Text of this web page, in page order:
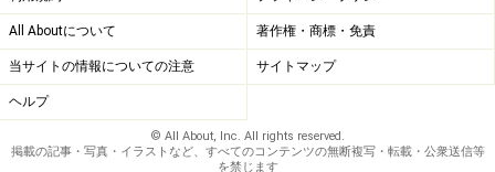
All Aboutについて 著作権・商標・免責
当サイトの情報についての注意 サイトマップ
ヘルプ
© All About, Inc. All rights reserved.
掲載の記事・写真・イラストなど、すべてのコンテンツの無断複写・転載・公衆送信等
を禁じます